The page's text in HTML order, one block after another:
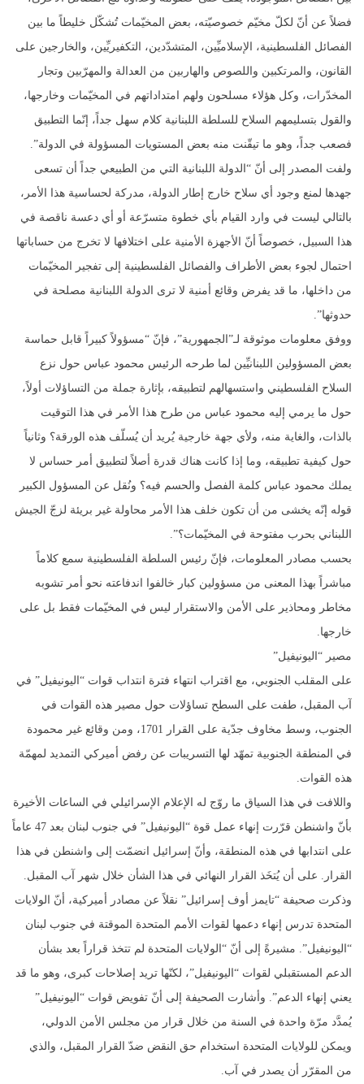
فضلاً عن أنّ لكلّ مخيّم خصوصيّته، بعض المخيّمات تُشكّل خليطاً ما بين
الفصائل الفلسطينية، الإسلاميِّين، المتشدّدين، التكفيريِّين، والخارجين على
القانون، والمرتكبين واللصوص والهاربين من العدالة والمهرّبين وتجار
المخدّرات، وكل هؤلاء مسلحون ولهم امتداداتهم في المخيّمات وخارجها،
والقول بتسليمهم السلاح للسلطة اللبنانية كلام سهل جداً، إنّما التطبيق
فصعب جداً، وهو ما تيقّنت منه بعض المستويات المسؤولة في الدولة”.
ولفت المصدر إلى أنّ “الدولة اللبنانية التي من الطبيعي جداً أن تسعى
جهدها لمنع وجود أي سلاح خارج إطار الدولة، مدركة لحساسية هذا الأمر،
بالتالي ليست في وارد القيام بأي خطوة متسرّعة أو أي دعسة ناقصة في
هذا السبيل، خصوصاً أنّ الأجهزة الأمنية على اختلافها لا تخرج من حساباتها
احتمال لجوء بعض الأطراف والفصائل الفلسطينية إلى تفجير المخيّمات
من داخلها، ما قد يفرض وقائع أمنية لا ترى الدولة اللبنانية مصلحة في
حدوثها”.
ووفق معلومات موثوقة لـ”الجمهورية”، فإنّ “مسؤولاً كبيراً قابل حماسة
بعض المسؤولين اللبنانيِّين لما طرحه الرئيس محمود عباس حول نزع
السلاح الفلسطيني واستسهالهم لتطبيقه، بإثارة جملة من التساؤلات أولاً،
حول ما يرمي إليه محمود عباس من طرح هذا الأمر في هذا التوقيت
بالذات، والغاية منه، ولأي جهة خارجية يُريد أن يُسلّف هذه الورقة؟ وثانياً
حول كيفية تطبيقه، وما إذا كانت هناك قدرة أصلاً لتطبيق أمر حساس لا
يملك محمود عباس كلمة الفصل والحسم فيه؟ ونُقل عن المسؤول الكبير
قوله إنّه يخشى من أن تكون خلف هذا الأمر محاولة غير بريئة لزجّ الجيش
اللبناني بحرب مفتوحة في المخيّمات؟”.
بحسب مصادر المعلومات، فإنّ رئيس السلطة الفلسطينية سمع كلاماً
مباشراً بهذا المعنى من مسؤولين كبار خالفوا اندفاعته نحو أمر تشوبه
مخاطر ومحاذير على الأمن والاستقرار ليس في المخيّمات فقط بل على
خارجها.
مصير “اليونيفيل”
على المقلب الجنوبي، مع اقتراب انتهاء فترة انتداب قوات “اليونيفيل” في
آب المقبل، طفت على السطح تساؤلات حول مصير هذه القوات في
الجنوب، وسط مخاوف جدّية على القرار 1701، ومن وقائع غير محمودة
في المنطقة الجنوبية تمهّد لها التسريبات عن رفض أميركي التمديد لمهمّة
هذه القوات.
واللافت في هذا السياق ما روّج له الإعلام الإسرائيلي في الساعات الأخيرة
بأنّ واشنطن قرّرت إنهاء عمل قوة “اليونيفيل” في جنوب لبنان بعد 47 عاماً
على انتدابها في هذه المنطقة، وأنّ إسرائيل انضمّت إلى واشنطن في هذا
القرار. على أن يُتخَذ القرار النهائي في هذا الشأن خلال شهر آب المقبل.
وذكرت صحيفة “تايمز أوف إسرائيل” نقلاً عن مصادر أميركية، أنّ الولايات
المتحدة تدرس إنهاء دعمها لقوات الأمم المتحدة الموقتة في جنوب لبنان
“اليونيفيل”. مشيرةً إلى أنّ “الولايات المتحدة لم تتخذ قراراً بعد بشأن
الدعم المستقبلي لقوات “اليونيفيل”، لكنّها تريد إصلاحات كبرى، وهو ما قد
يعني إنهاء الدعم”. وأشارت الصحيفة إلى أنّ تفويض قوات “اليونيفيل”
يُمدَّد مرّة واحدة في السنة من خلال قرار من مجلس الأمن الدولي،
ويمكن للولايات المتحدة استخدام حق النقض ضدّ القرار المقبل، والذي
من المقرّر أن يصدر في آب.